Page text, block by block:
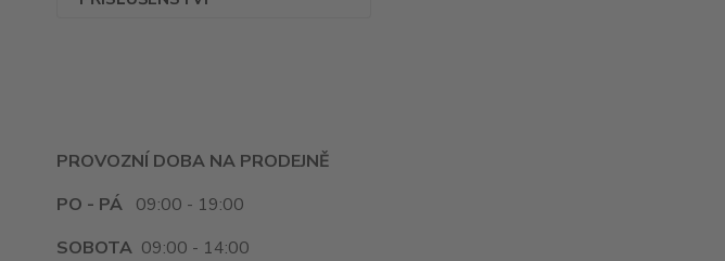
PROVOZNÍ DOBA NA PRODEJNĚ
PO - PÁ 09:00 - 19:00
SOBOTA 09:00 - 14:00